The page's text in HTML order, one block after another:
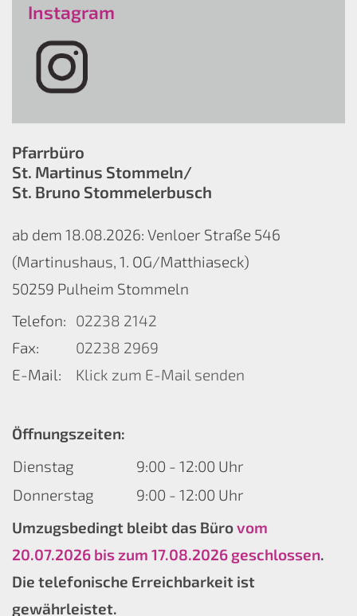
Instagram
Pfarrbüro
St. Martinus Stommeln/
St. Bruno Stommelerbusch
ab dem 18.08.2026: Venloer Straße 546
(Martinushaus, 1. OG/Matthiaseck)
50259 Pulheim Stommeln
Telefon:
02238 2142
Fax:
02238 2969
E-Mail:
Klick zum E-Mail senden
Öffnungszeiten:
Dienstag
9:00 - 12:00 Uhr
Donnerstag
9:00 - 12:00 Uhr
Umzugsbedingt bleibt das Bürovom
20.07.2026 bis zum 17.08.2026 geschlossen.
Die telefonische Erreichbarkeit ist
gewährleistet.